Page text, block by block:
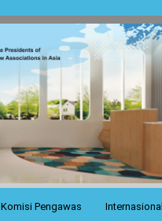
Komisi Pengawas Internasional